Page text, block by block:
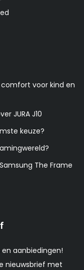
voor kind en
JURA J10
keuze?
The Frame
aanbiedingen!
nieuwsbrief met